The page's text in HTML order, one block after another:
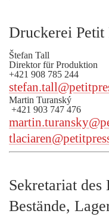
Druckerei Petit
Štefan Tall
Direktor für Produktion
+421 908 785 244
Martin Turanský
+421 903 747 476
Sekretariat
Bestände,